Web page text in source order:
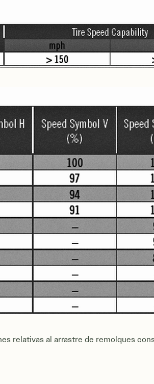
relativas al arrastre de remolques